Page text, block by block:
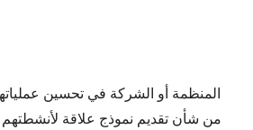
من شأن تقديم نموذج علاقة لأنشطتهم